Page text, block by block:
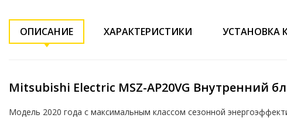
ОПИСАНИЕ ХАРАКТЕРИСТИКИ УСТАНОВКА
Mitsubishi Electric MSZ-AP20VG Внутренний
Модель 2020 года с максимальным классом сезонной